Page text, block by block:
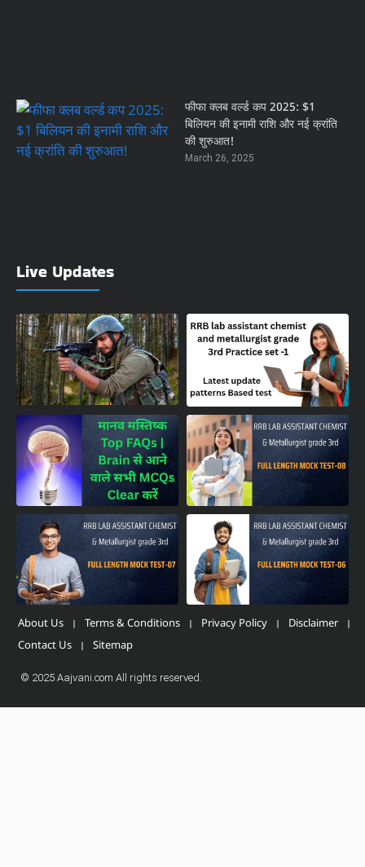
फीफा क्लब वर्ल्ड कप 2025: $1
बिलियन की इनामी राशि और नई क्रांति
की शुरुआत!
March 26, 2025
Live Updates
About Us Terms & Conditions Privacy Policy
Disclaimer
Contact Us
Sitemap
© 2025 Aajvani.com All rights reserved.